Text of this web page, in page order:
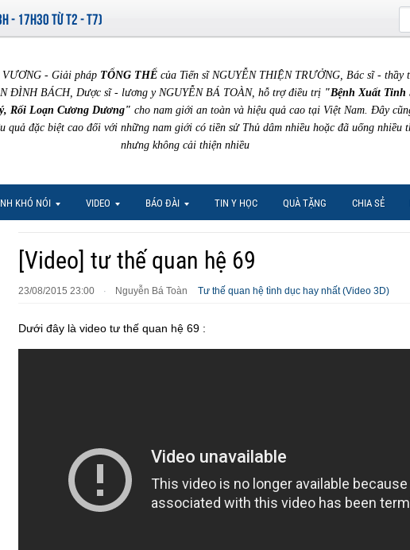
- 17H30 TỪ T2 - T7)
- Giải pháp TỔNG THỂcủa Tiến sĩ NGUYỄN THIỆN TRƯỞNG, Bác sĩ - thầy
ĐÌNH BÁCH, Dược sĩ - lương y NGUYỄN BÁ TOÀN, hỗ trợ điều trị "Bệnh Xuất Tinh
Rối Loạn Cương Dương" cho nam giới an toàn và hiệu quả cao tại Việt Nam. Đây
quả đặc biệt cao đối với những nam giới có tiền sử Thủ dâm nhiều hoặc đã uống nhiều
nhưng không cải thiện nhiều
KHÓ NÓI VIDEO BÁO ĐÀI TIN Y HỌC QUÀ TẶNG CHIA SẺ
[Video] tư thế quan hệ 69
23/08/2015 23:00 · Nguyễn Bá Toàn Tư thế quan hệ tình dục hay nhất (Video 3D)
Dưới đây là video tư thế quan hệ 69 :